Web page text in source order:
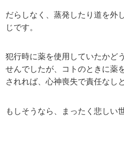
だらしなく、蒸発したり道を外
じです。
犯行時に薬を使用していたかど
せんでしたが、コトのときに薬
されれば、心神喪失で責任なし
もしそうなら、まったく悲しい